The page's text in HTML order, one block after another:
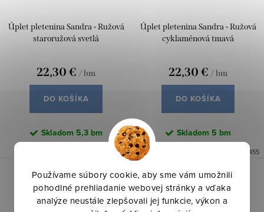
Používame súbory cookie, aby sme vám umožnili
pohodlné prehliadanie webovej stránky a vďaka
analýze neustále zlepšovali jej funkcie, výkon a
Úplet pletenina Sandra - Ružová
staroružová svetlá
22,30 € / bm
DO KOŠÍKA
Skladom 5,3 bm
2607476
Úplet pletenina Sandra - Ružová
cyklaménová tmavá
22,30 € / bm
DO KOŠÍKA
Skladom 5 bm
2607455